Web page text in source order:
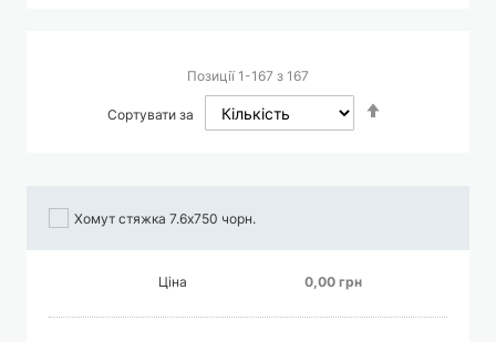
Позиції1 -167 з 167
Сортувати за
Хомут стяжка 7.6х750 чорн.
Ціна 0,00 грн